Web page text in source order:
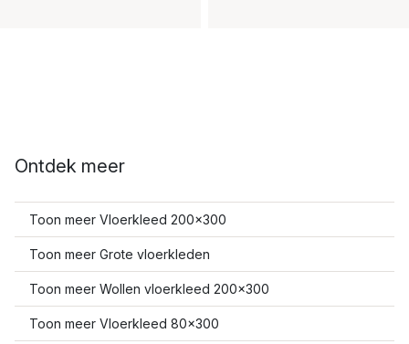
Ontdek meer
Toon meer Vloerkleed 200x300
Toon meer Grote vloerkleden
Toon meer Wollen vloerkleed 200x300
Toon meer Vloerkleed 80x300